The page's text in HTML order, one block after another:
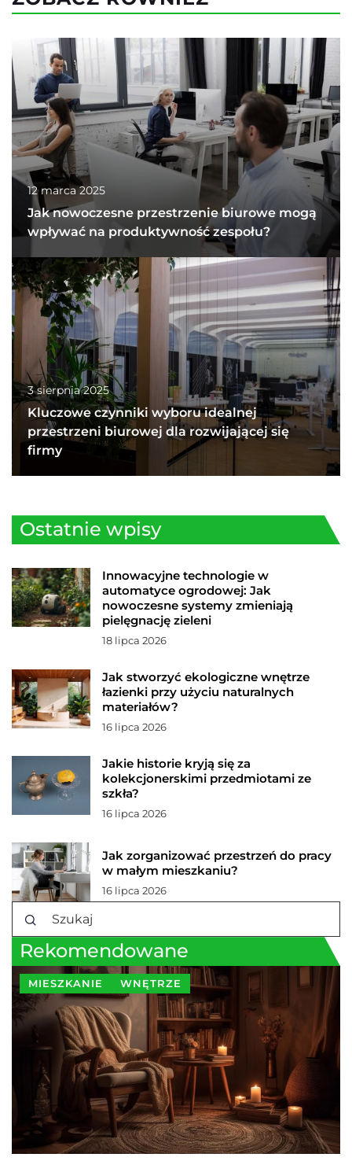
12 marca 2025
Jak nowoczesne przestrzenie biurowe mogą
wpływać na produktywność zespołu?
3 sierpnia 2025
Kluczowe czynniki wyboru idealnej
przestrzeni biurowej dla rozwijającej się
firmy
Ostatnie wpisy
Innowacyjne technologie w
automatyce ogrodowej: Jak
nowoczesne systemy zmieniają
pielęgnację zieleni
18 lipca 2026
Jak stworzyć ekologiczne wnętrze
łazienki przy użyciu naturalnych
materiałów?
16 lipca 2026
Jakie historie kryją się za
kolekcjonerskimi przedmiotami ze
szkła?
16 lipca 2026
Jak zorganizować przestrzeń do pracy
w małym mieszkaniu?
16 lipca 2026
Rekomendowane
MIESZKANIE WNĘTRZE